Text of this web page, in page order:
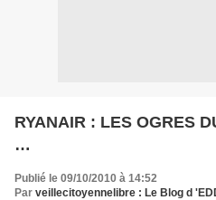
RYANAIR : LES OGRES
…
Publié le 09/10/2010 à 14:52
Par veillecitoyennelibre : Le Blog d